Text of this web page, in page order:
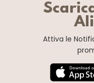
Attiva le